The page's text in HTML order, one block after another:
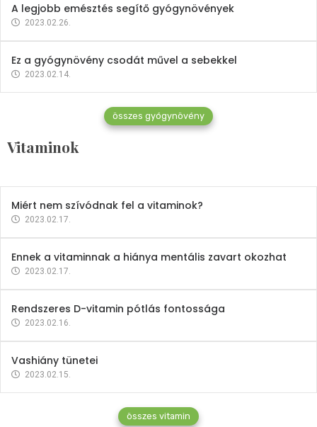
A legjobb emésztés segítő gyógynövények
2023.02.26.
Ez a gyógynövény csodát művel a sebekkel
2023.02.14.
összes gyógynövény
Vitaminok
Vitaminok
Mindent a B-12 vitaminról
2023.02.27.
Miért nem szívódnak fel a vitaminok?
2023.02.17.
Ennek a vitaminnak a hiánya mentális zavart okozhat
2023.02.17.
Rendszeres D-vitamin pótlás fontossága
2023.02.16.
Vashiány tünetei
2023.02.15.
összes vitamin